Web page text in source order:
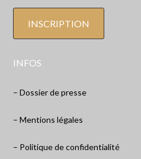
INFOS
– Dossier de presse
– Mentions légales
– Politique de confidentialité